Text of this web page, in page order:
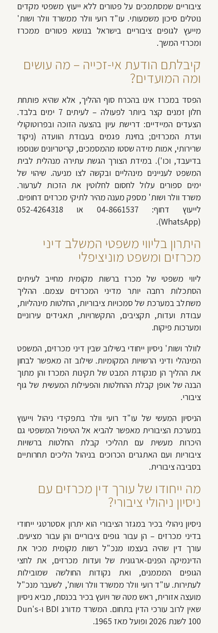
ציבוריים שמסתמכים על פטורים ללא ייעוץ משפטי מקדים
נוטלים סיכון משמעותי. עו"ד רועי וולר ממשרד וולר ושות'
מייעץ לגופים ציבוריים בישראל בנושא פטורים ממכרז
ומכרזי המשך.
קיבלתם הודעת אי-זכייה – מה עושים
ומה המועדים?
הפסד במכרז אינו בהכרח סוף ההליך, אלא שהיא פותחת
חלון זמנים קצר ביותר לפעולה – לעיתים 7 ימים בלבד.
הצעדים המיידיים: דרישת עיון בהצעה הזוכה ובפרוטוקולי
ועדת המכרזים; בחינת פגמים בעבודת הוועדה (ניקוד
שרירותי, אמות מידה שסטו מהמסמכים, קריטריונים שנוספו
בדיעבד, וכו'). במידת הצורך הגשת עתירה מנהלית לבית
המשפט לעניינים מינהליים ובקשה לצו מניעה. שיהוי של
ימים ספורים עלול לחסום לחלוטין את הזכות לערעור.
משרד וולר ושות' מספק מענה מהיר לתיקי מכרזים דחופים.
לייעוץ דחוף: 04-8661537 או 052-4264318
(WhatsApp).
היתרון בליווי משפטי המשלב דיני
מכרזים ומשפט מוניציפלי
ליווי משפטי של מכרז ברשות מקומית מחייב לעיתים
הסתכלות רחבה יותר מדיני המכרזים עצמם. ההליך
משתלב במערכת של סמכויות ציבוריות, החלטות מינהליות,
עבודת ועדות, תקציבים, התקשרויות, תאגידים עירוניים
ומערכות פיקוח.
לוולר ושות' ניסיון ייחודי בשילוב שבין דיני מכרזים, המשפט
המינהלי ודיני הרשויות המקומיות. שילוב זה מאפשר לבחון
את ההליך הן מנקודת המבט של תקינות המכרז והן מתוך
הבנה של אופן קבלת ההחלטות והפעילות המעשית של גוף
ציבורי.
הניסיון המעשי של עו"ד רועי וולר בתפקידי ניהול וייעוץ
במערכת הציבורית מאפשר להביא אל הטיפול המשפטי גם
היכרות מעשית עם תהליכי קבלת החלטות ברשויות
ציבוריות ועם האתגרים הכרוכים בניהול הליכים תחרותיים
בסביבה ציבורית.
מה ייחודו של עורך דין מכרזים עם
ניסיון ניהולי ציבורי?
ניסיון ניהולי בכיר במגזר הציבורי הוא יתרון אסטרטגי ייחודי
בדיני מכרזים – הן עבור גופים ציבוריים והן עבור מציעים.
עורך דין שהיה בעצמו מנכ"ל רשות מקומית מכיר את
הדינמיקה הפנים-ארגונית של ועדות מכרזים, את לחצי
הגופים המממנים, ואת נקודות החולשה שמובילות
לעתירות. עו"ד רועי וולר ממשרד וולר ושות', לשעבר מנכ"ל
מועצה אזורית, ראש מטה שר ויועץ בכיר בכנסת, מביא ניסיון
שאין לרוב עורכי הדין בתחום. המשרד מדורג BDI ו-Dun's
100 לשנת 2026 ופועל מאז 1965.